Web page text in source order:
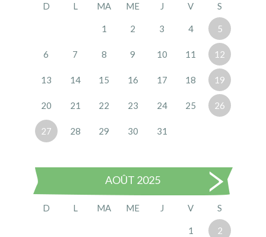
D L MA ME J V S
1 2 3 4 5
6 7 8 9 10 11 12
13 14 15 16 17 18 19
20 21 22 23 24 25 26
27 28 29 30 31
AOÛT 2025
D L MA ME J V S
1 2